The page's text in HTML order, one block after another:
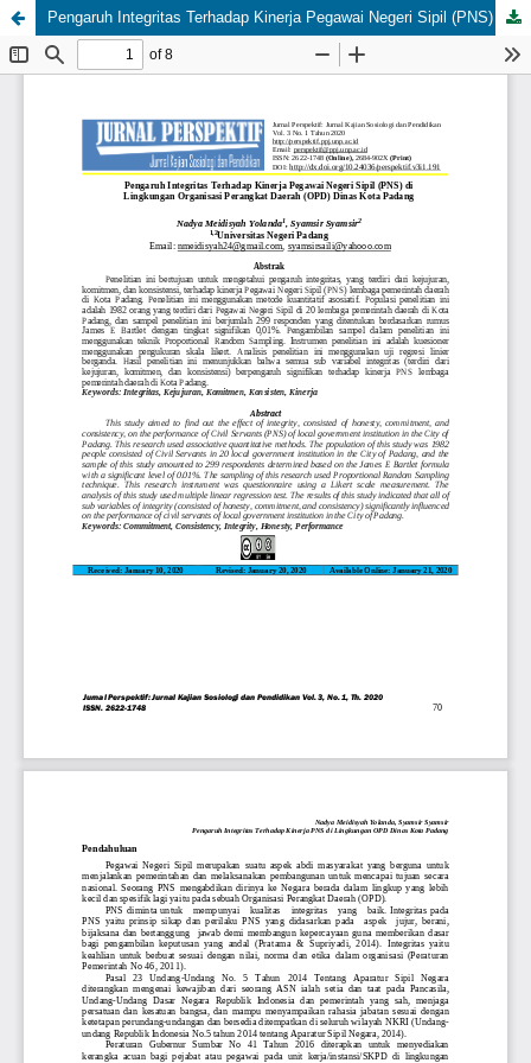
Pengaruh Integritas Terhadap Kinerja Pegawai Negeri Sipil (PNS) di Lingkungan Organisasi Perangkat Daerah (OPD) Dinas Kota Padang